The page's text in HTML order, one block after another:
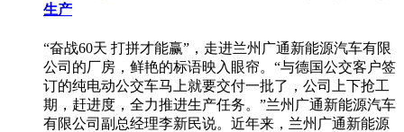
生产
“奋战60天 打拼才能赢”，走进兰州广通新能源汽车有限
公司的厂房，鲜艳的标语映入眼帘。“与德国公交客户签
订的纯电动公交车马上就要交付一批了，公司上下抢工
期，赶进度，全力推进生产任务。”兰州广通新能源汽车
有限公司副总经理李新民说。近年来，兰州广通新能源